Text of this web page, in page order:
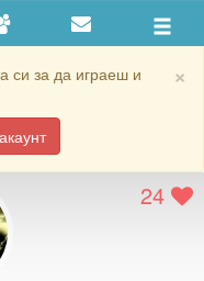
×
си за да играеш и
24